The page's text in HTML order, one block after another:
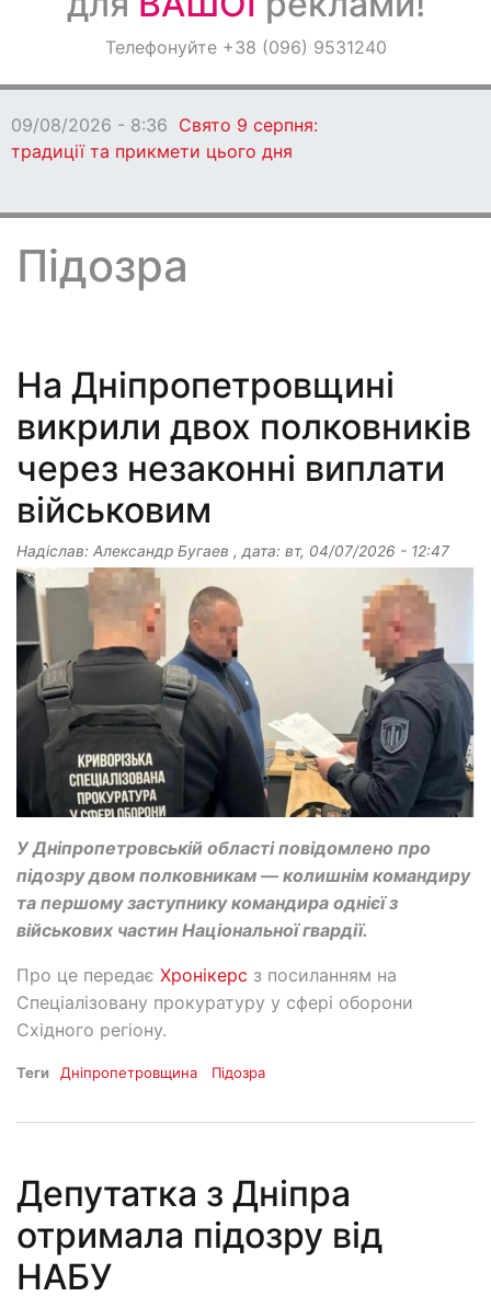
ОголошенняТелефонуйте +38 (096) 9531240
09/08/2026 - 8:36 Свято 9 серпня:
традиції та прикмети цього дня
Підозра
На Дніпропетровщині
викрили двох полковників
через незаконні виплати
військовим
Надіслав: Александр Бугаев , дата: вт, 04/07/2026 - 12:47
У Дніпропетровській області повідомлено про
підозру двом полковникам — колишнім командиру
та першому заступнику командира однієї з
військових частин Національної гвардії.
Про це передає Хронікерс з посиланням на
Спеціалізовану прокуратуру у сфері оборони
Східного регіону.
Теги Дніпропетровщина Підозра
Депутатка з Дніпра
отримала підозру від
НАБУ